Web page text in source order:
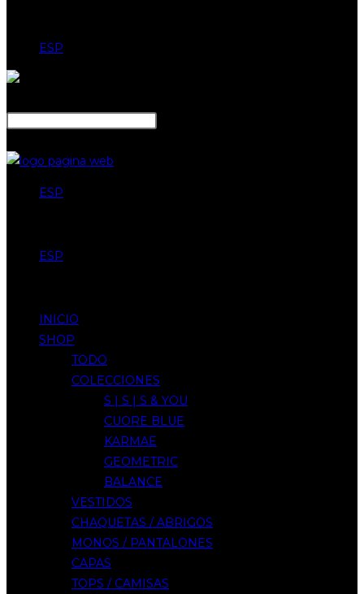
ESP
ESP
ESP
INICIO
SHOP
TODO
COLECCIONES
S | S | S & YOU
CUORE BLUE
KARMAE
GEOMETRIC
BALANCE
VESTIDOS
CHAQUETAS / ABRIGOS
MONOS / PANTALONES
CAPAS
TOPS / CAMISAS